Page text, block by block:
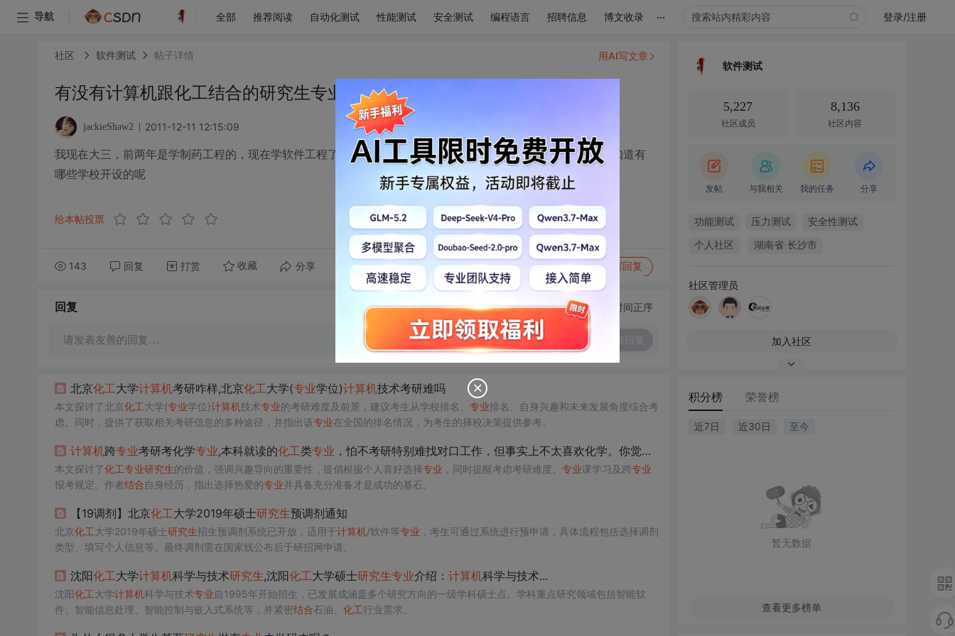
导航 全部 推荐阅读 自动化测试 性能测试 安全测试 编程语言 招聘信息 博文收录 ... 登录/注册
社区 软件测试 帖子详情
有没有计算机跟化工结合的研究生专业呢
jackieShaw2 2011-12-11 12:15:09
我现在大三，前两年是学制药工程的，现在学软件工程了，不想放弃以前学的，想报考这种复合型的专业，大家知道有
哪些学校开设的呢
给本帖投票
143 回复 打赏 收藏 分享 转发到动态 举报 写回复
用AI写文章
回复 切换为时间正序
请发表友善的回复…
北京化工大学计算机考研咋样,北京化工大学(专业学位)计算机技术考研难吗
本文探讨了北京化工大学(专业学位)计算机技术专业的考研难度及前景，建议考生从学校排名、 专业排名、自身兴趣和未来发展角度综合考
虑。同时，提供了获取相关考研信息的多种途径，并指出该专业在全国的排名情况，为考生的择校决策提供参考。
计算机跨专业考研考化学专业,本科就读的化工类专业 ，怕不考研特别难找对口工作，但事实上不太喜欢化学。你觉得我应该跨
本文探讨了化工专业研究生的价值，强调兴趣导向的重要性，提倡根据个人喜好选择专业 ，同时提醒考虑考研难度、 专业课学习及跨专业
报考规定。作者结合自身经历，指出选择热爱的专业并具备充分准备才是成功的基石。
【19调剂】北京化工大学2019年硕士研究生预调剂通知
北京化工大学2019年硕士研究生招生预调剂系统已开放，适用于计算机/软件等专业 ，考生可通过系统进行预申请，具体流程包括选择调剂
类型、填写个人信息等。最终调剂需在国家线公布后于研招网申请。
沈阳化工大学计算机科学与技术研究生,沈阳化工大学硕士研究生专业介绍： 计算机科学与技术...
沈阳化工大学计算机科学与技术专业自1995年开始招生，已发展成涵盖多个研究方向的一级学科硕士点。学科重点研究领域包括智能软
件、智能信息处理、智能控制与嵌入式系统等，并紧密结合石油、 化工行业需求。
软件测试
5,227
社区成员
8,136
社区内容
发帖 与我相关 我的任务 分享
功能测试 压力测试 安全性测试
个人社区 湖南省·长沙市
社区管理员
加入社区
积分榜 荣誉榜
近7日 近30日 至今
暂无数据
查看更多榜单